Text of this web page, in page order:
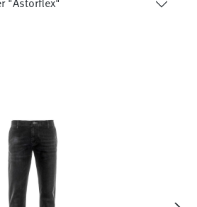
"Astorflex"